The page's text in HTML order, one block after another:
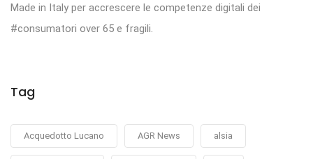
Made in Italy per accrescere le competenze digitali dei
#consumatori over 65 e fragili.
Tag
Acquedotto Lucano AGR News alsia